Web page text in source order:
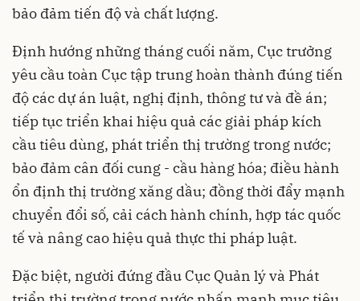
bảo đảm tiến độ và chất lượng.
Định hướng những tháng cuối năm, Cục trưởng
yêu cầu toàn Cục tập trung hoàn thành đúng tiến
độ các dự án luật, nghị định, thông tư và đề án;
tiếp tục triển khai hiệu quả các giải pháp kích
cầu tiêu dùng, phát triển thị trường trong nước;
bảo đảm cân đối cung - cầu hàng hóa; điều hành
ổn định thị trường xăng dầu; đồng thời đẩy mạnh
chuyển đổi số, cải cách hành chính, hợp tác quốc
tế và nâng cao hiệu quả thực thi pháp luật.
Đặc biệt, người đứng đầu Cục Quản lý và Phát